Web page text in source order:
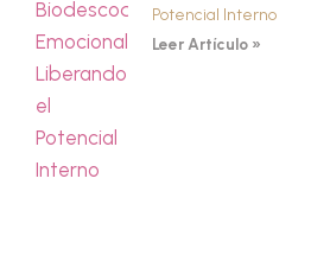
Potencial Interno
Leer Artículo »